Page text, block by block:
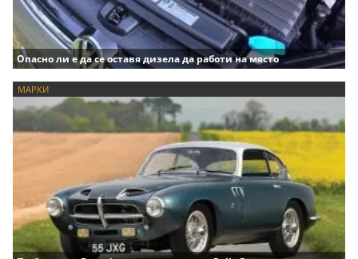
Опасно ли е да се оставя дизела да работи на място
МАРКИ